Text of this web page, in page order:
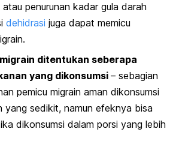
penurunan kadar gula darah
dehidrasi juga dapat memicu
ditentukan seberapa
yang dikonsumsi – sebagian
pemicu migrain aman dikonsumsi
yang sedikit, namun efeknya bisa
dikonsumsi dalam porsi yang lebih